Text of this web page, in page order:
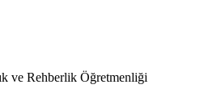
ve Rehberlik Öğretmenliği